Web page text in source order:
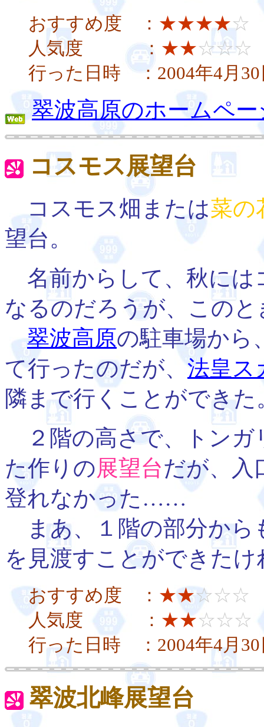
おすすめ度 ： ★★★★☆
人気度 ： ★★☆☆☆
行った日時 ：2004年4月
翠波高原のホームペー
コスモス展望台
コスモス畑または菜の
望台。
名前からして、秋には
なるのだろうが、このと
翠波高原の駐車場から
て行ったのだが、法皇ス
隣まで行くことができ
２階の高さで、トンガ
た作りの展望台だが、入
登れなかった……
まあ、１階の部分から
を見渡すことができたけ
おすすめ度 ： ★★☆☆☆
人気度 ： ★★☆☆☆
行った日時 ：2004年4月
翠波北峰展望台